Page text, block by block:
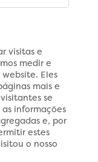
visitas e
medir e
Eles
mais e
se
informações
e, por
estes
o nosso